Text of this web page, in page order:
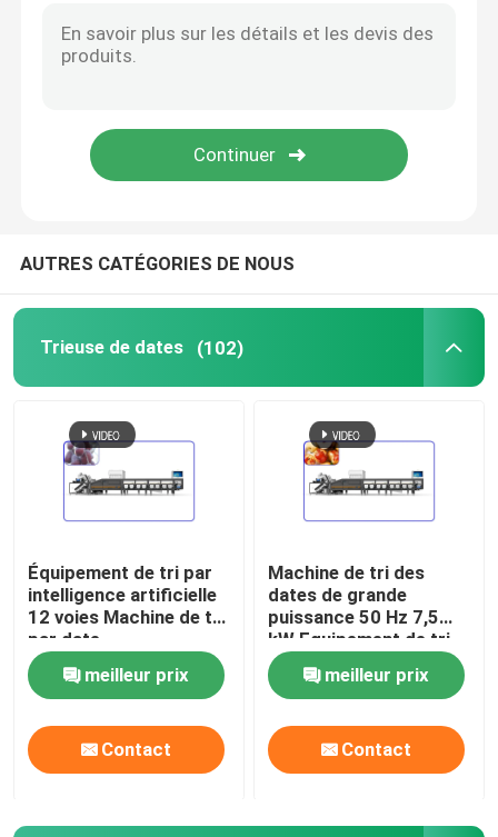
Trieuse automatique
machine de développement d'écrous
Machine de tri infrarouge
AUTRES CATÉGORIES DE NOUS
Trieuse de dates (102)
Équipement de tri par
intelligence artificielle
12 voies Machine de tri
par date
meilleur prix
Contact
Machine de tri des
dates de grande
puissance 50 Hz 7,5
kW Equipement de tri
des aliments à 8 voies
meilleur prix
Contact